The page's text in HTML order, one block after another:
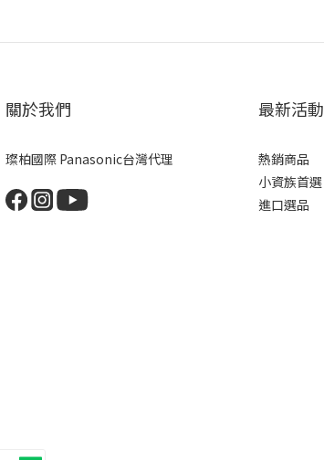
關於我們
璨柏國際 Panasonic台灣代理
最新活動
熱銷商品
小資族首選
進口選品